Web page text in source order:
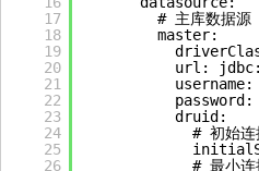
17
18
19
20
21
22
23
24
25
26
# 主库数据源
master:
url: jdbc:
password:
druid:
# 初始连
# 最小